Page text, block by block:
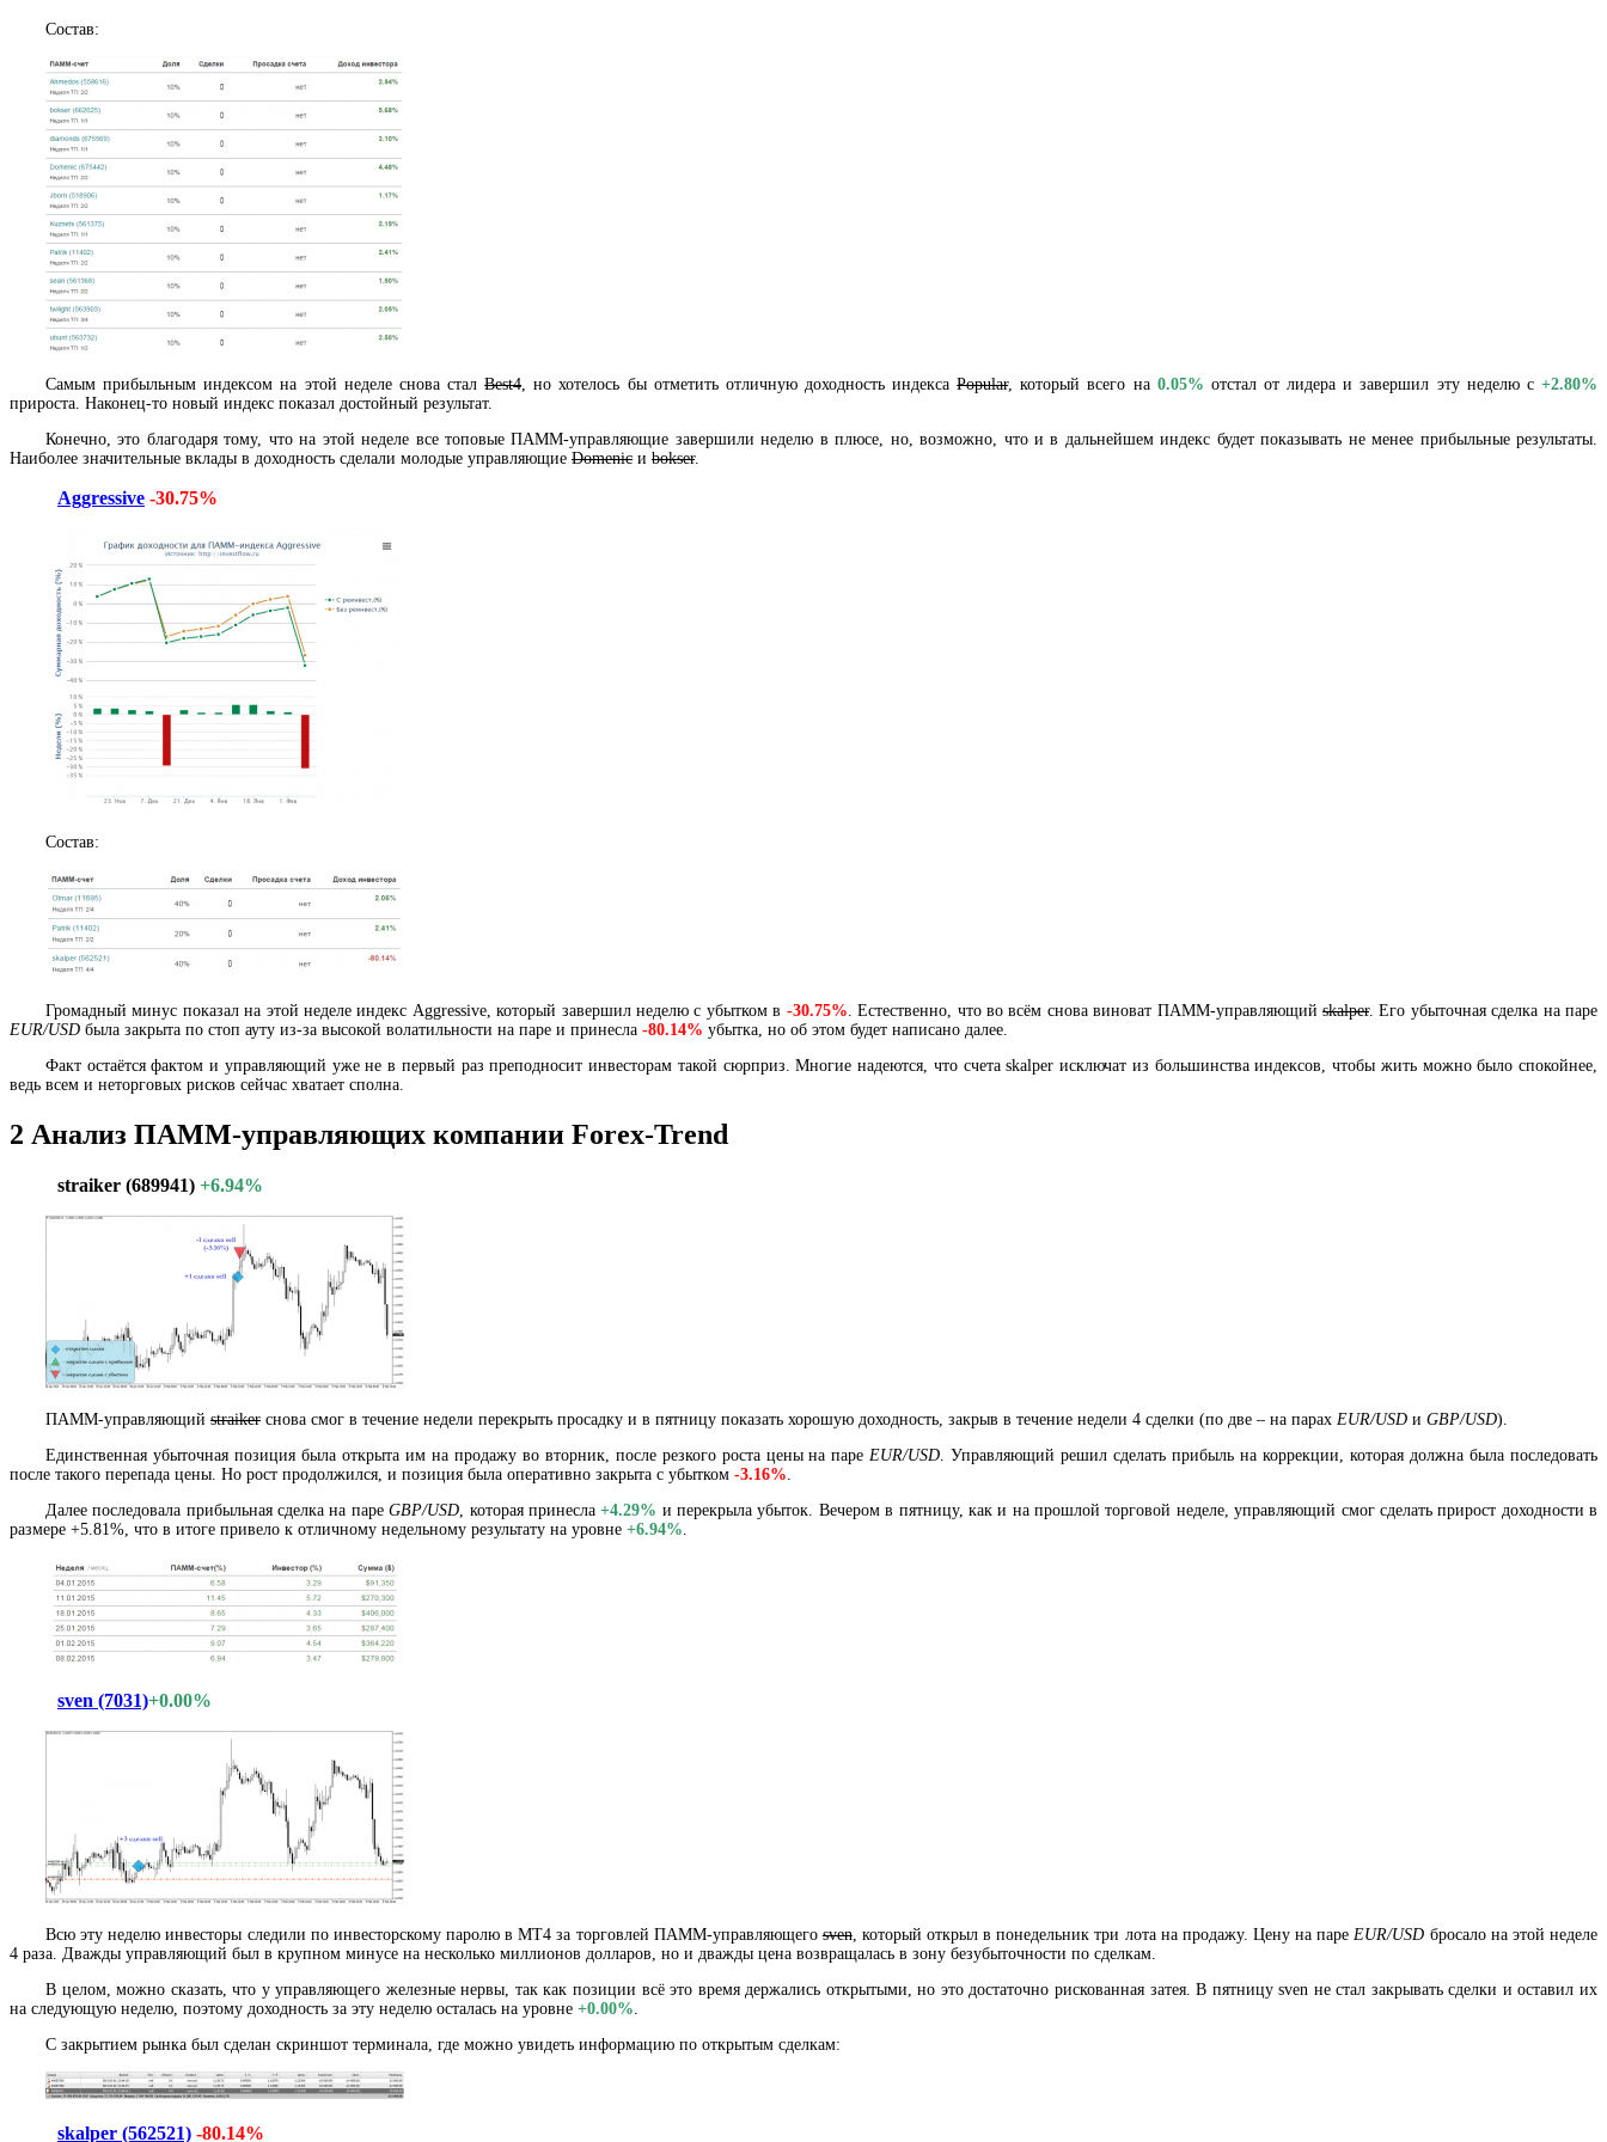
Состав:
Самым прибыльным индексом на этой неделе снова сталBest4, но хотелось бы отметить отличную доходность индексаPopular, который всего на 0.05% отстал от лидера и завершил эту неделю с+2.80%
прироста. Наконец-то новый индекс показал достойный результат.
Конечно, это благодаря тому, что на этой неделе все топовые ПАММ-управляющие завершили неделю в плюсе, но, возможно, что и в дальнейшем индекс будет показывать не менее прибыльные результаты.
Наиболее значительные вклады в доходность сделали молодые управляющие Domenic и bokser.
Aggressive -30.75%
Состав:
Громадный минус показал на этой неделе индекс Aggressive, который завершил неделю с убытком в -30.75%. Естественно, что во всём снова виноват ПАММ-управляющий skalper. Его убыточная сделка на паре
EUR/USD была закрыта по стоп ауту из-за высокой волатильности на паре и принесла -80.14% убытка, но об этом будет написано далее.
Факт остаётся фактом и управляющий уже не в первый раз преподносит инвесторам такой сюрприз. Многие надеются, что счета skalper исключат из большинства индексов, чтобы жить можно было спокойнее,
ведь всем и неторговых рисков сейчас хватает сполна.
2 Анализ ПАММ-управляющих компании Forex-Trend
straiker (689941) +6.94%
ПАММ-управляющий straiker снова смог в течение недели перекрыть просадку и в пятницу показать хорошую доходность, закрыв в течение недели 4 сделки (по две – на парах EUR/USD и GBP/USD).
Единственная убыточная позиция была открыта им на продажу во вторник, после резкого роста цены на пареEUR/USD. Управляющий решил сделать прибыль на коррекции, которая должна была последовать
после такого перепада цены. Но рост продолжился, и позиция была оперативно закрыта с убытком -3.16%.
Далее последовала прибыльная сделка на пареGBP/USD, которая принесла+4.29% и перекрыла убыток. Вечером в пятницу, как и на прошлой торговой неделе, управляющий смог сделать прирост доходности в
размере +5.81%, что в итоге привело к отличному недельному результату на уровне +6.94%.
sven (7031)+0.00%
Всю эту неделю инвесторы следили по инвесторскому паролю в MT4 за торговлей ПАММ-управляющегоsven, который открыл в понедельник три лота на продажу. Цену на пареEUR/USD бросало на этой неделе
4 раза. Дважды управляющий был в крупном минусе на несколько миллионов долларов, но и дважды цена возвращалась в зону безубыточности по сделкам.
В целом, можно сказать, что у управляющего железные нервы, так как позиции всё это время держались открытыми, но это достаточно рискованная затея. В пятницу sven не стал закрывать сделки и оставил их
на следующую неделю, поэтому доходность за эту неделю осталась на уровне +0.00%.
С закрытием рынка был сделан скриншот терминала, где можно увидеть информацию по открытым сделкам:
skalper (562521) -80.14%